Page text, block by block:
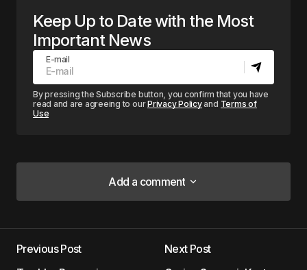
Keep Up to Date with the Most
Important News
E-mail
By pressing the Subscribe button, you confirm that you have
read and are agreeing to ourPrivacy Policyand Terms of
Use
Add a comment
Add a comment
Previous Post
Next Post